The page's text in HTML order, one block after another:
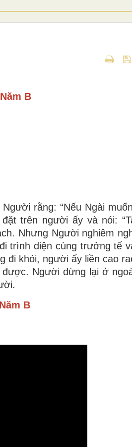
B
rằng: “Nếu Ngài
trên người ấy và nói:
Nhưng Người nghiêm
trình diện cùng trưởng tế
đi khỏi, người ấy liền cao
được. Người dừng lại ở
B